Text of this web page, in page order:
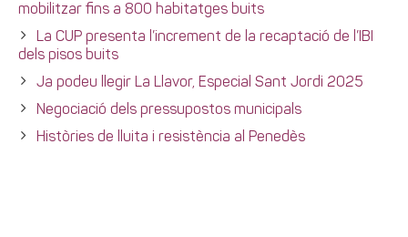
mobilitzar fins a 800 habitatges buits
La CUP presenta l’increment de la recaptació de l’IBI
dels pisos buits
Ja podeu llegir La Llavor, Especial Sant Jordi 2025
Negociació dels pressupostos municipals
Històries de lluita i resistència al Penedès